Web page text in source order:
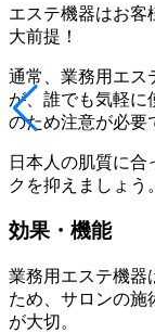
エステ機器はお客
大前提 ！
通常、業務用エス
が、誰でも気軽に
のため注意が必要
日本人の肌質に
クを抑えましょう 。
効果・機能
業務用エステ機器
ため、サロンの施
が大切。